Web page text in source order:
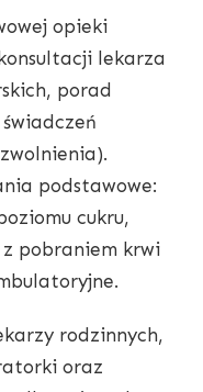
opieki
lekarza
porad
podstawowe:
cukru,
pobraniem krwi
rodzinnych,
oraz